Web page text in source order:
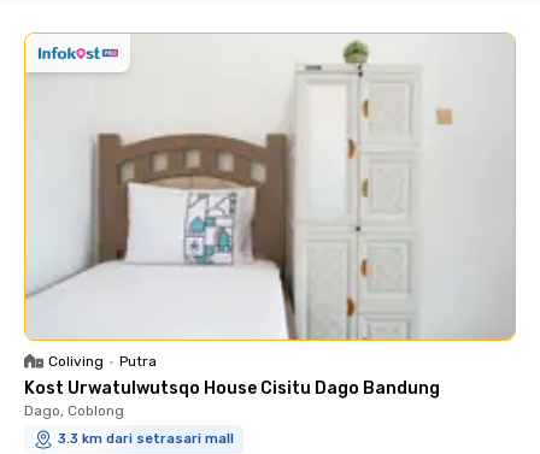
Coliving • Putra
Kost Urwatulwutsqo House Cisitu Dago Bandung
Dago, Coblong
3.3 km dari setrasari mall